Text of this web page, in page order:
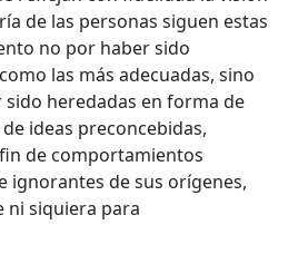
de las personas siguen estas
no por haber sido
las más adecuadas, sino
heredadas en forma de
ideas preconcebidas,
de comportamientos
ignorantes de sus orígenes,
ni siquiera para